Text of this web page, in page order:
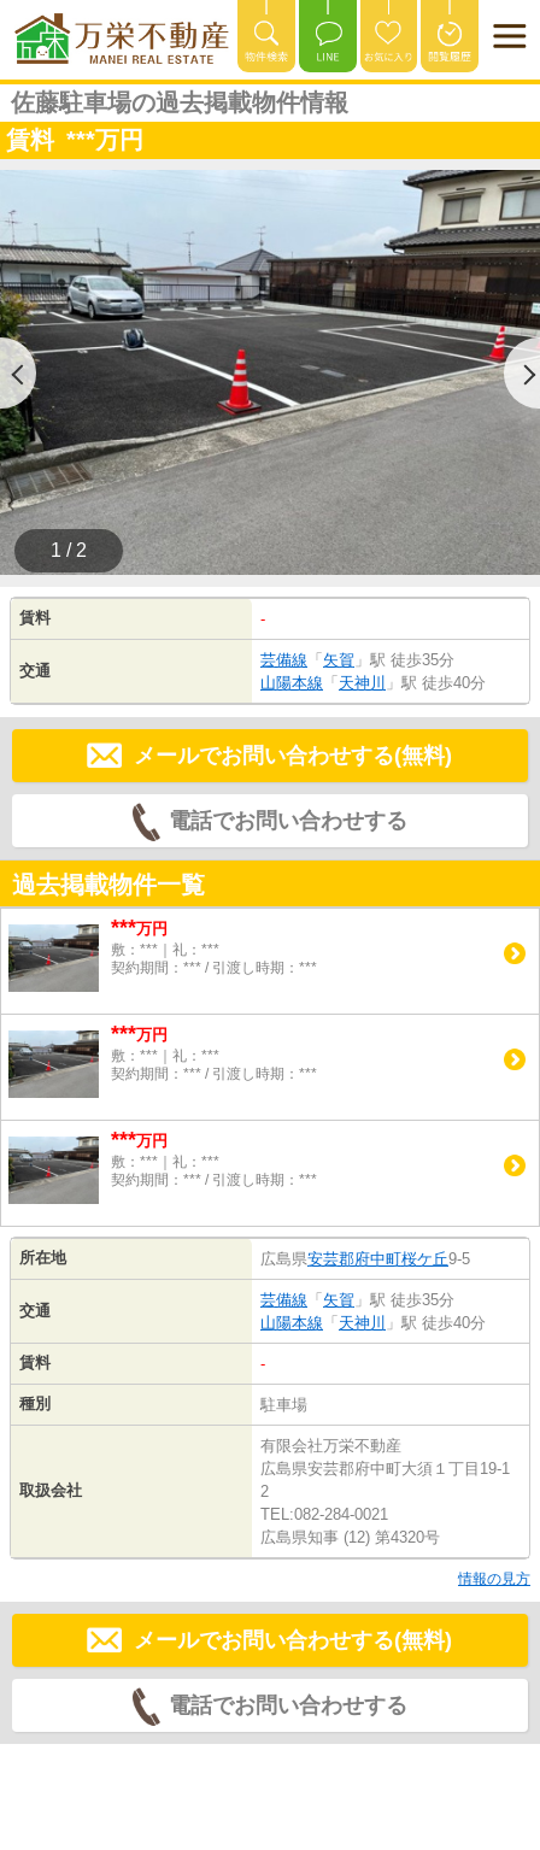
佐藤駐車場の過去掲載物件情報
賃料 ***万円
1 / 2
賃料 -
交通
芸備線 「 矢賀 」駅 徒歩35分
山陽本線 「 天神川 」駅 徒歩40分
メールでお問い合わせする(無料)
電話でお問い合わせする
過去掲載物件一覧
***万円
敷：***｜礼：***
契約期間：*** / 引渡し時期：***
***万円
敷：***｜礼：***
契約期間：*** / 引渡し時期：***
***万円
敷：***｜礼：***
契約期間：*** / 引渡し時期：***
所在地 広島県安芸郡府中町桜ケ丘9-5
交通
芸備線 「 矢賀 」駅 徒歩35分
山陽本線 「 天神川 」駅 徒歩40分
賃料 -
種別 駐車場
取扱会社
有限会社万栄不動産
広島県安芸郡府中町大須１丁目19-1
2
TEL:082-284-0021
広島県知事 (12) 第4320号
情報の見方
メールでお問い合わせする(無料)
電話でお問い合わせする